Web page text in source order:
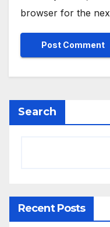
browser for the
Search
Recent Posts